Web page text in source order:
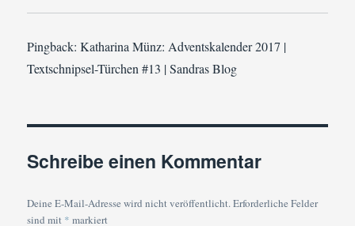
Pingback: Katharina Münz: Adventskalender 2017 |
Textschnipsel-Türchen #13 | Sandras Blog
Schreibe einen Kommentar
Deine E-Mail-Adresse wird nicht veröffentlicht.Erforderliche Felder
sind mit * markiert